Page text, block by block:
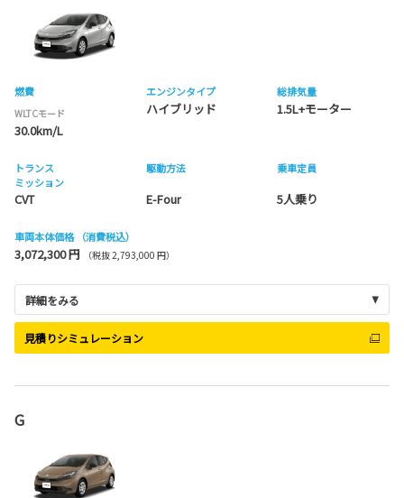
燃費
WLTCモード
30.0km/L
エンジンタイプ
ハイブリッド
総排気量
1.5L+モーター
トランス
ミッション
CVT
駆動方法
E-Four
乗車定員
5人乗り
車両本体価格 （消費税込）
3,072,300 円 （税抜 2,793,000 円）
詳細をみる
見積りシミュレーション
G